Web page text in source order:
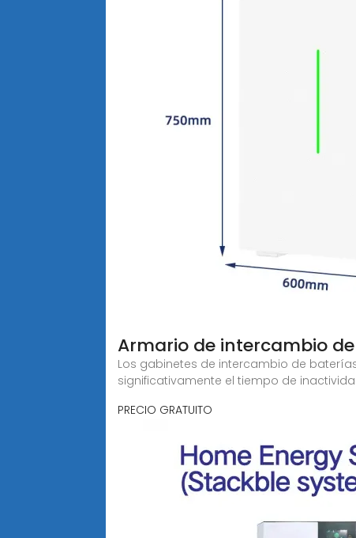
Armario de intercambio
Los gabinetes de intercambio de
significativamente el tiempo de
PRECIO GRATUITO